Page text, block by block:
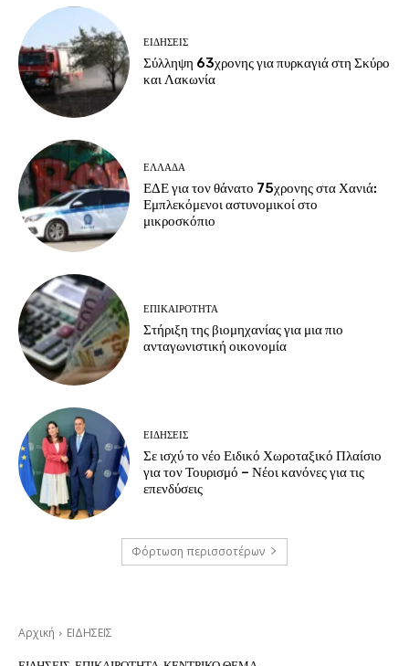
ΕΙΔΗΣΕΙΣ
Σύλληψη 63χρονης για πυρκαγιά στη Σκύρο
και Λακωνία
ΕΛΛΑΔΑ
ΕΔΕ για τον θάνατο 75χρονης στα Χανιά:
Εμπλεκόμενοι αστυνομικοί στο
μικροσκόπιο
ΕΠΙΚΑΙΡΟΤΗΤΑ
Στήριξη της βιομηχανίας για μια πιο
ανταγωνιστική οικονομία
ΕΙΔΗΣΕΙΣ
Σε ισχύ το νέο Ειδικό Χωροταξικό Πλαίσιο
για τον Τουρισμό – Νέοι κανόνες για τις
επενδύσεις
Φόρτωση περισσοτέρων